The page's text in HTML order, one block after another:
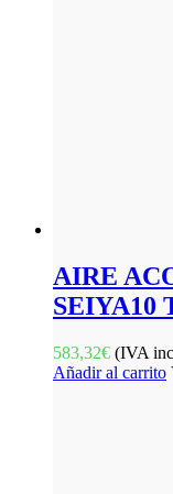
AIRE
SEIYA10
583,32€ (IVA
Añadir al carrito